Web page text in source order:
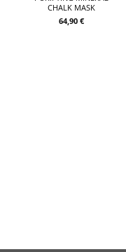
CHALK MASK
64,90 €